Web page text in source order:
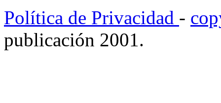
Política de Privacidad -
publicación 2001.